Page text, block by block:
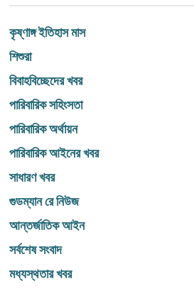
কৃষ্ণাঙ্গ ইতিহাস মাস
শিশুরা
বিবাহবিচ্ছেদের খবর
পারিবারিক সহিংসতা
পারিবারিক অর্থায়ন
পারিবারিক আইনের খবর
সাধারণ খবর
গুডম্যান রে নিউজ
আন্তর্জাতিক আইন
সর্বশেষ সংবাদ
মধ্যস্থতার খবর